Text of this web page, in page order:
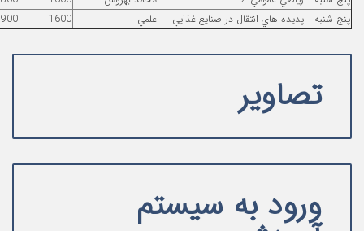
غذايي
علمي 1600
1900 هر هفته